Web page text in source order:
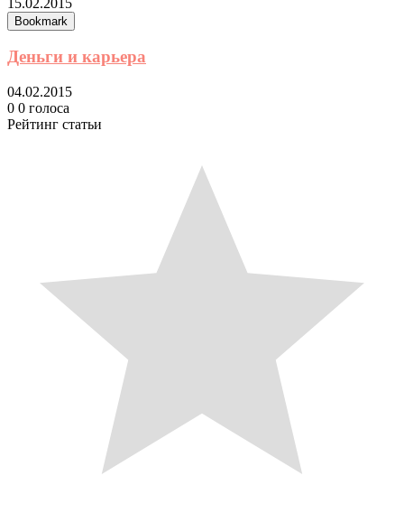
Bookmark
Деньги и карьера
04.02.2015
0 0 голоса
Рейтинг статьи